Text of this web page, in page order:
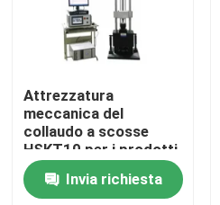
Casa
Prodotti
Attrezzatura
meccanica del
collaudo a scosse
HSKT10 per i prodotti
elettronici
Invia richiesta